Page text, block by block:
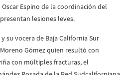
Espino de la coordinación del
lesiones leves.
su vocera de Baja California Sur
Gómez quien resultó con
con múltiples fracturas, el